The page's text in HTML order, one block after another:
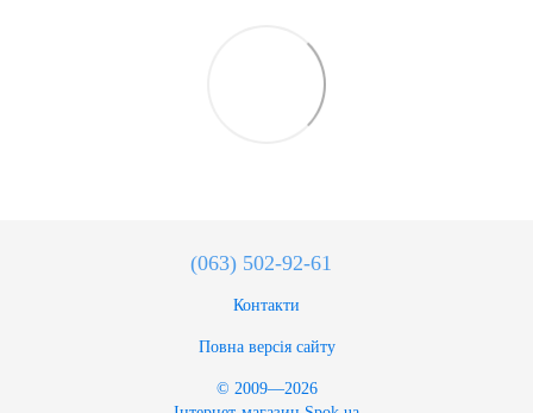
(063) 502-92-61
Контакти
Повна версія сайту
© 2009—2026